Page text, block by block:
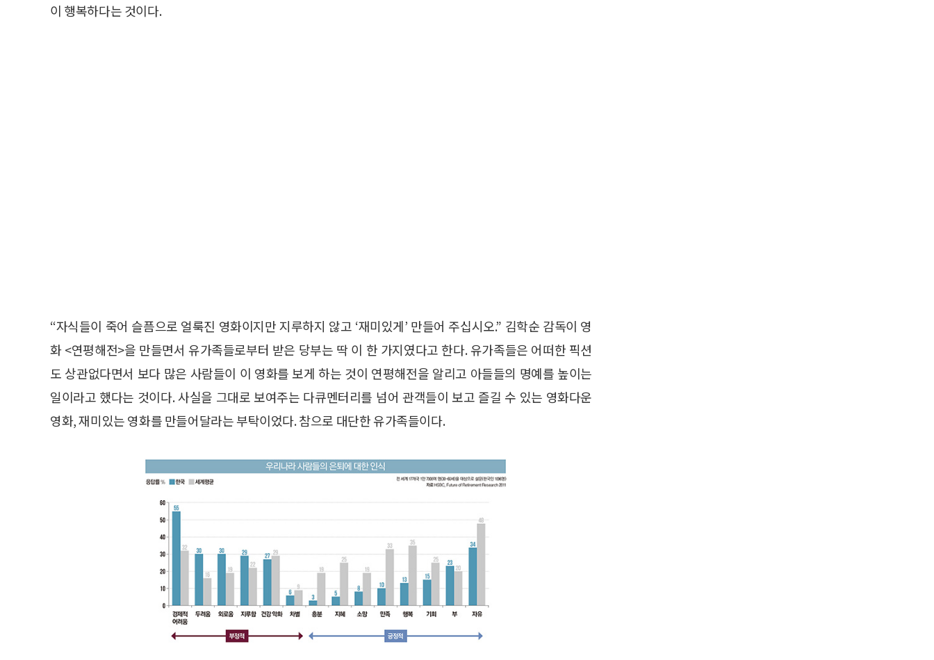
이 행복하다는 것이다.
“자식들이 죽어 슬픔으로 얼룩진 영화이지만 지루하지 않고 ‘재미있게’ 만들어 주십시오.” 김학순 감독이 영
화 <연평해전>을 만들면서 유가족들로부터 받은 당부는 딱 이 한 가지였다고 한다. 유가족들은 어떠한 픽션
도 상관없다면서 보다 많은 사람들이 이 영화를 보게 하는 것이 연평해전을 알리고 아들들의 명예를 높이는
일이라고 했다는 것이다. 사실을 그대로 보여주는 다큐멘터리를 넘어 관객들이 보고 즐길 수 있는 영화다운
영화, 재미있는 영화를 만들어달라는 부탁이었다. 참으로 대단한 유가족들이다.